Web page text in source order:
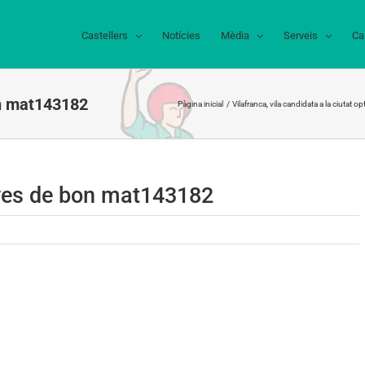
Castellers Notícies Mèdia Serveis
mat143182 Pàgina inicial Vilafranca​, vila candidata a la ciutat
de bon mat143182